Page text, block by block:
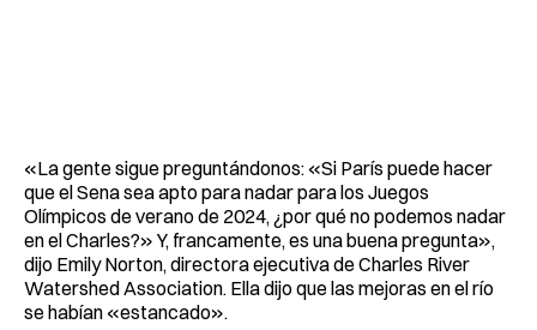
«La gente sigue preguntándonos: «Si París puede hacer
que el Sena sea apto para nadar para los Juegos
Olímpicos de verano de 2024, ¿por qué no podemos nadar
en el Charles?» Y, francamente, es una buena pregunta»,
dijo Emily Norton, directora ejecutiva de Charles River
Watershed Association. Ella dijo que las mejoras en el río
se habían «estancado».